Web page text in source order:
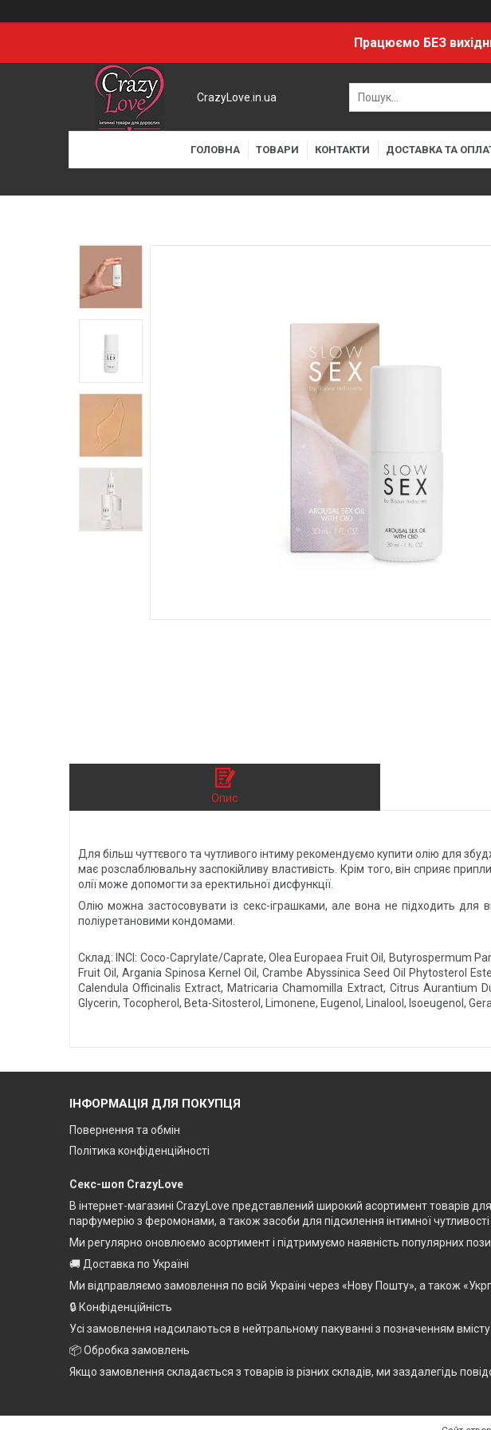
Працюємо БЕЗ
CrazyLove.in.ua
ГОЛОВНА ТОВАРИ КОНТАКТИ ДОСТАВКА ТА
Опис
Для більш чуттєвого та чутливого інтиму рекомендуємо купити олію для
має розслаблювальну заспокійливу властивість. Крім того, він сприяє
олії може допомогти за еректильної дисфункції.
Олію можна застосовувати із секс-іграшками, але вона не підходить
поліуретановими кондомами.
Склад: INCI: Coco-Caprylate/Caprate, Olea Europaea Fruit Oil, Butyrospermum
Fruit Oil, Argania Spinosa Kernel Oil, Crambe Abyssinica Seed Oil Phytosterol
Calendula Officinalis Extract, Matricaria Chamomilla Extract, Citrus Aurantium
Glycerin, Tocopherol, Beta-Sitosterol, Limonene, Eugenol, Linalool, Isoeugenol,
ІНФОРМАЦІЯ ДЛЯ ПОКУПЦЯ
Повернення та обмін
Політика конфіденційності
Секс-шоп CrazyLove
В інтернет-магазині CrazyLove представлений широкий асортимент товарів
парфумерію з феромонами, а також засоби для підсилення інтимної чутливості
Ми регулярно оновлюємо асортимент і підтримуємо наявність популярних
🚚 Доставка по Україні
Ми відправляємо замовлення по всій Україні через «Нову Пошту», а також
🔒 Конфіденційність
Усі замовлення надсилаються в нейтральному пакуванні з позначенням
📦 Обробка замовлень
Якщо замовлення складається з товарів із різних складів, ми заздалегідь